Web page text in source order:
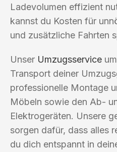
Ladevolumen effizient
kannst du Kosten für
und zusätzliche Fahrten
Unser Umzugsservice
Transport deiner
professionelle Montage
Möbeln sowie den Ab-
Elektrogeräten. Unsere
sorgen dafür, dass alles
du dich entspannt in